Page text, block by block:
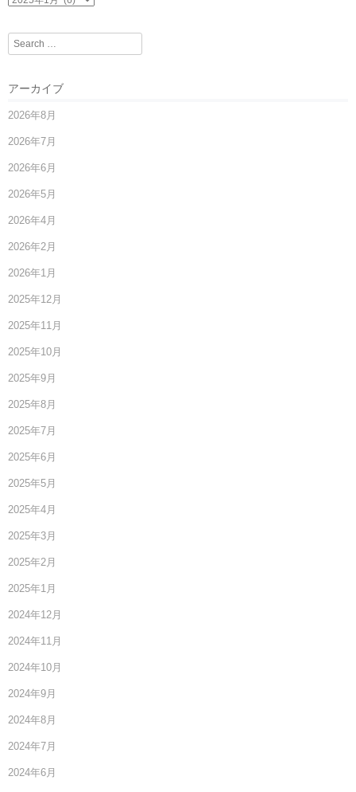
Search
アーカイブ
2026年8月
2026年7月
2026年6月
2026年5月
2026年4月
2026年2月
2026年1月
2025年12月
2025年11月
2025年10月
2025年9月
2025年8月
2025年7月
2025年6月
2025年5月
2025年4月
2025年3月
2025年2月
2025年1月
2024年12月
2024年11月
2024年10月
2024年9月
2024年8月
2024年7月
2024年6月